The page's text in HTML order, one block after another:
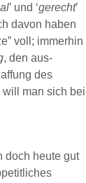
’ und ‘gerecht’
davon haben
voll; immerhin
, den aus-
des
will man sich bei
doch heute gut